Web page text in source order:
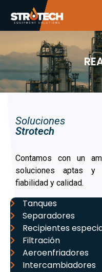
Soluciones
Strotech
Contamos con un
soluciones aptas y
fiabilidad y calidad.
Tanques
Separadores
Recipientes
Filtración
Aeroenfriadores
Intercambiadores